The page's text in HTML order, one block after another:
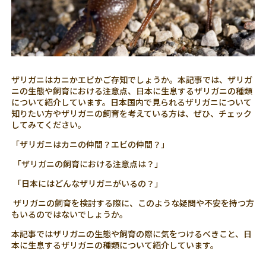
ザリガニはカニかエビかご存知でしょうか。本記事では、ザリガ
ニの生態や飼育における注意点、日本に生息するザリガニの種類
について紹介しています。日本国内で見られるザリガニについて
知りたい方やザリガニの飼育を考えている方は、ぜひ、チェック
してみてください。
「ザリガニはカニの仲間？エビの仲間？」
「ザリガニの飼育における注意点は？」
「日本にはどんなザリガニがいるの？」
ザリガニの飼育を検討する際に、このような疑問や不安を持つ方
もいるのではないでしょうか。
本記事ではザリガニの生態や飼育の際に気をつけるべきこと、日
本に生息するザリガニの種類について紹介しています。